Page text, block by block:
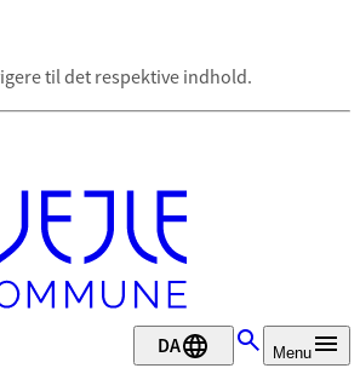
til det respektive indhold.
DA Menu